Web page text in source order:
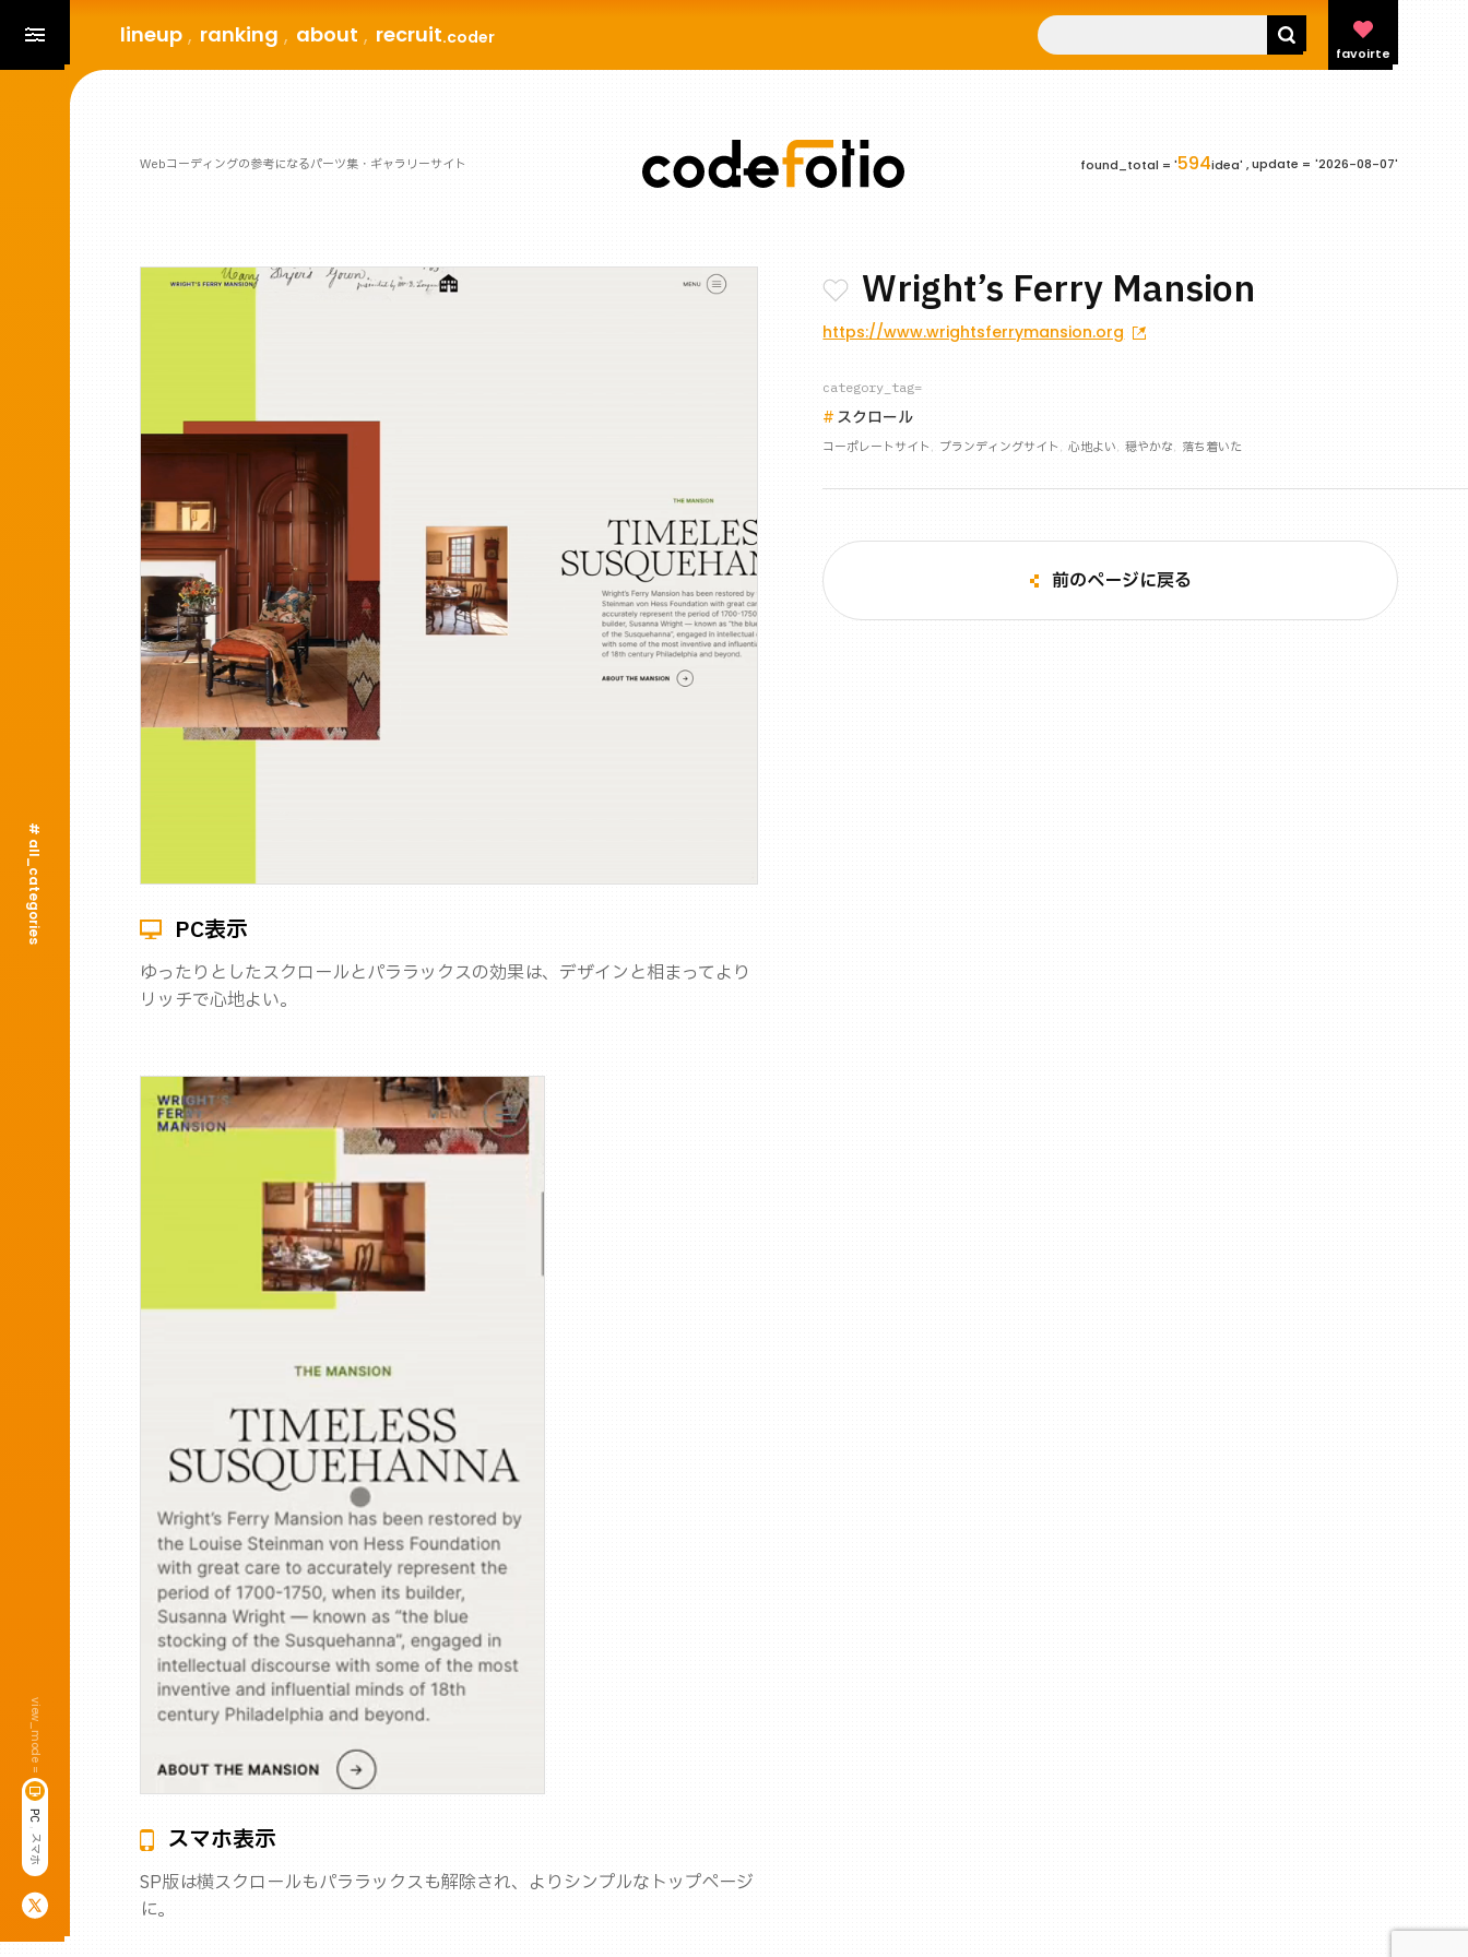
Webコーディングの参考になるパーツ集・ギャラリーサイト found_total = '594idea' ,update ='2026-08-07'
lineup ranking about recruit.coder
favoirte
# all_categories
view_mode =
P
C
,
ス
マ
ホ
PC表示
ゆったりとしたスクロールとパララックスの効果は、デザインと相まってより
リッチで心地よい。
スマホ表示
SP版は横スクロールもパララックスも解除され、よりシンプルなトップページ
に。
Wright’s Ferry Mansion
https://www.wrightsferrymansion.org
category_tag=
スクロール
コーポレートサイト ブランディングサイト 心地よい 穏やかな 落ち着いた
前のページに戻る